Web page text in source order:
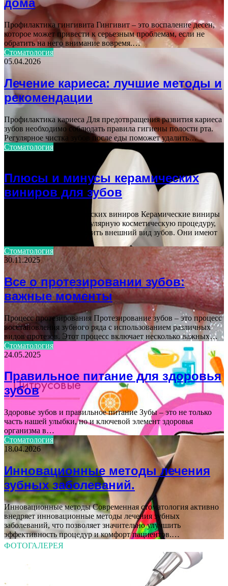
дома
Профилактика гингивита Гингивит – это воспаление десен,
которое может привести к серьезным проблемам, если не
обратить на него внимание вовремя.…
Стоматология
05.04.2026
Лечение кариеса: лучшие методы и
рекомендации
Профилактика кариеса Для предотвращения развития кариеса
зубов необходимо соблюдать правила гигиены полости рта.
Регулярное чистка зубов после еды поможет удалить…
Стоматология
Плюсы и минусы керамических
виниров для зубов
Преимущества керамических виниров Керамические виниры
представляют собой популярную косметическую процедуру,
которая позволяет улучшить внешний вид зубов. Они имеют
Стоматология
30.11.2025
Все о протезировании зубов:
важные моменты
Процесс протезирования Протезирование зубов – это процесс
восстановления зубного ряда с использованием различных
видов протезов. Этот процесс включает несколько важных…
Стоматология
24.05.2025
Правильное питание для здоровья
зубов
Здоровье зубов и правильное питание Зубы – это не только
часть нашей улыбки, но и ключевой элемент здоровья
организма в…
Стоматология
18.04.2026
Инновационные методы лечения
зубных заболеваний.
Инновационные методы Современная стоматология активно
внедряет инновационные методы лечения зубных
заболеваний, что позволяет значительно улучшить
эффективность процедур и комфорт пациентов.…
ФОТОГАЛЕРЕЯ